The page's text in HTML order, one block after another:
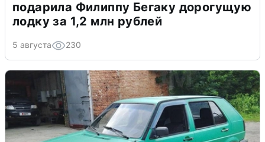
подарила Филиппу Бегаку дорогущую
лодку за 1,2 млн рублей
5 августа 230